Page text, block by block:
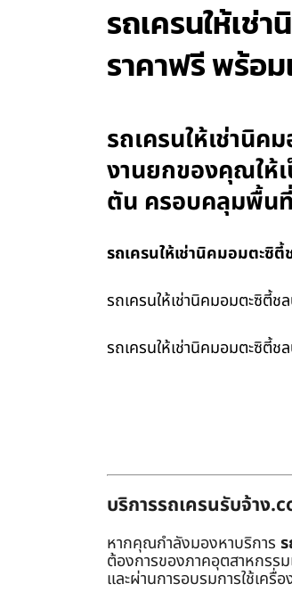
รถเครนให้เช่
ราคาฟรี พร้อ
รถเครนให้เช่านิ
งานยกของคุณให้
ตัน ครอบคลุมพื้นที่
รถเครนให้เช่านิคมอมตะซิตี้
รถเครนให้เช่านิคมอมตะซิตี้
รถเครนให้เช่านิคมอมตะซิตี้
บริการรถเครนรับจ้าง
หากคุณกำลังมองหาบริการ
ต้องการของภาคอุตสาหกรร
และผ่านการอบรมการใช้เครื่